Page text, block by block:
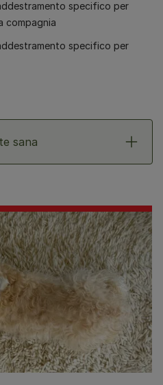
specifico per
compagnia
specifico per
sana